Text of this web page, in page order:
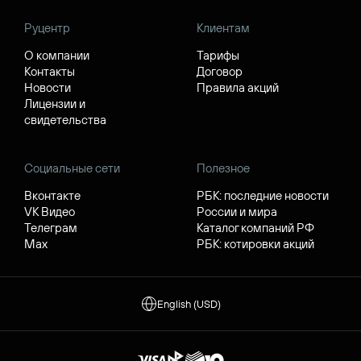
Руцентр
О компании
Контакты
Новости
Лицензии и
свидетельства
Клиентам
Тарифы
Договор
Правила акций
Социальные сети
Вконтакте
VK Видео
Телеграм
Max
Полезное
РБК: последние новости
России и мира
Каталог компаний РФ
РБК: котировки акций
English (USD)